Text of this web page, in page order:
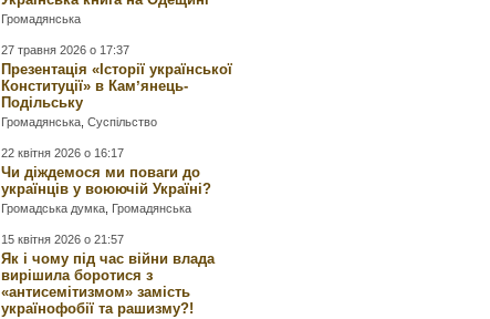
Громадянська
27 травня 2026 о 17:37
Презентація «Історії української
Конституції» в Камʼянець-
Подільську
Громадянська ,Суспільство
22 квітня 2026 о 16:17
Чи діждемося ми поваги до
українців у воюючій Україні?
Громадська думка Громадянська
15 квітня 2026 о 21:57
Як і чому під час війни влада
вирішила боротися з
«антисемітизмом» замість
українофобії та рашизму?!